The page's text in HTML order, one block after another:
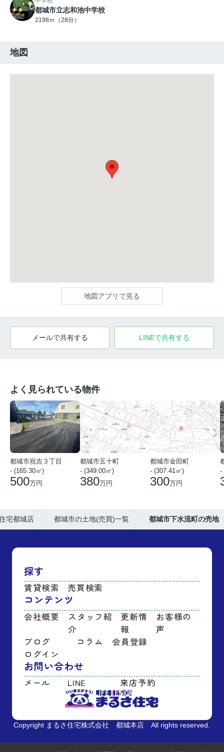
都城市立志和池中学校
2198ｍ（28分）
地図
地図アプリで見る
メールで共有する LINEで共有する
よく見られている物件
都城市祝吉３丁目
- (165.30㎡)
500万円
都城市五十町
- (349.00㎡)
380万円
都城市金田町
- (307.41㎡)
300万円
-
宅都城店 都城市の土地(売買)一覧 都城市下水流町の売地
探す
賃貸検索 売買検索
コンテンツ
会社概要
スタッフ紹
介
更新情
報
お客様の
声
ブログ
コラム
会員登録
ログイン
お問い合わせ
メール LINE 来店予約
Copyright まるさ住宅株式会社 都城本店 All rights reserved.